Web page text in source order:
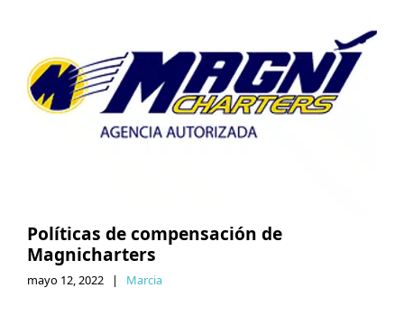
Políticas de compensación de
Magnicharters
mayo 12, 2022 | Marcia